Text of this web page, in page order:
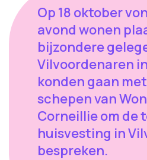
Op 18 oktober
avond wonen
bijzondere
Vilvoordenaren
konden gaan
schepen van
Corneillie om de
huisvesting in
bespreken.